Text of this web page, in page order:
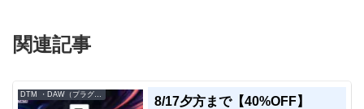
関連記事
8/17夕方まで【40%OFF】